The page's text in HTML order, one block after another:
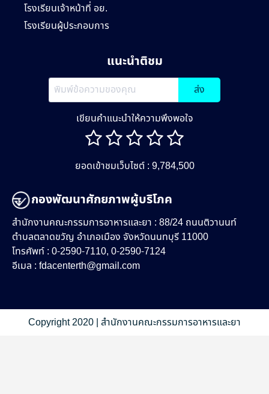
โรงเรียนเจ้าหน้าที่ อย.
โรงเรียนผู้ประกอบการ
แนะนำติชม
ส่ง
เขียนคำแนะนำให้ความพึงพอใจ
ยอดเข้าชมเว็บไซต์ : 9,784,500
กองพัฒนาศักยภาพผู้บริโภค
สำนักงานคณะกรรมการอาหารและยา : 88/24 ถนนติวานนท์
ตำบลตลาดขวัญ อำเภอเมือง จังหวัดนนทบุรี 11000
โทรศัพท์ : 0-2590-7110, 0-2590-7124
อีเมล : fdacenterth@gmail.com
Copyright 2020 | สำนักงานคณะกรรมการอาหารและยา